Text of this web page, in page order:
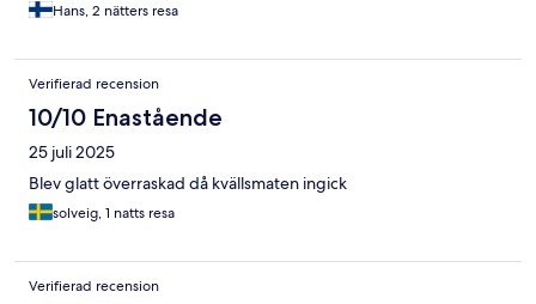
Hans, 2 nätters resa
Verifierad recension
10/10 Enastående
25 juli 2025
Blev glatt överraskad då kvällsmaten ingick
solveig, 1 natts resa
Verifierad recension